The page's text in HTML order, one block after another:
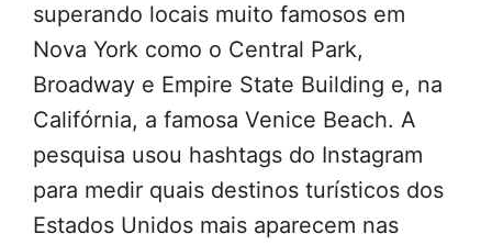
superando locais muito famosos em
Nova York como o Central Park,
Broadway e Empire State Building e, na
Califórnia, a famosa Venice Beach. A
pesquisa usou hashtags do Instagram
para medir quais destinos turísticos dos
Estados Unidos mais aparecem nas